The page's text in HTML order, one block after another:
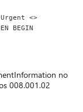
<>
BEGIN
no
008.001.02